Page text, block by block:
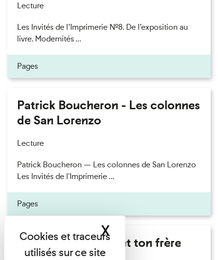
Lecture
Les Invités de l’Imprimerie n°8. De l’exposition au
livre. Modernités ...
Pages
Patrick Boucheron - Les colonnes
de San Lorenzo
Lecture
Patrick Boucheron — Les colonnes de San Lorenzo
Les Invités de l'Imprimerie ...
Pages
Marie Cosnay - Toi et ton frère
XMasquer le